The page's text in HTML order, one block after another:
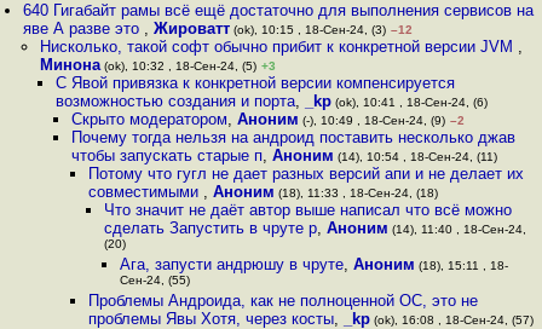
640 Гигабайт рамы всё ещё достаточно для выполнения сервисов на
яве А разве это ,Жироватт (ok), 10:15 , 18-Сен-24, (3) –12
Нисколько, такой софт обычно прибит к конкретной версии JVM ,
Минона(ok), 10:32 , 18-Сен-24, (5) +3
С Явой привязка к конкретной версии компенсируется
возможностью создания и порта, _kp(ok), 10:41 , 18-Сен-24, (6)
Скрыто модератором,Аноним (-), 10:49 , 18-Сен-24, (9) –2
Почему тогда нельзя на андроид поставить несколько джав
чтобы запускать старые п,Аноним (14), 10:54 , 18-Сен-24, (11)
Потому что гугл не дает разных версий апи и не делает их
совместимыми , Аноним (18), 11:33 , 18-Сен-24, (18)
Что значит не даёт автор выше написал что всё можно
сделать Запустить в чруте р, Аноним (14), 11:40 , 18-Сен-24,
(20)
Ага, запусти андрюшу в чруте,Аноним (18), 15:11 , 18-
Сен-24, (55)
Проблемы Андроида, как не полноценной ОС, это не
проблемы Явы Хотя, через косты, _kp(ok), 16:08 , 18-Сен-24, (57)